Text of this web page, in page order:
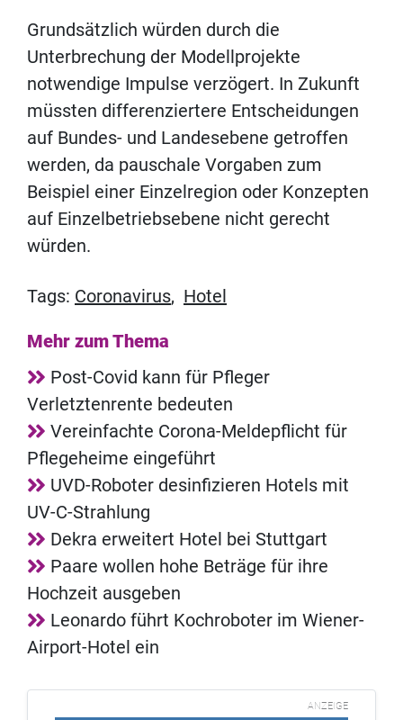
Grundsätzlich würden durch die
Unterbrechung der Modellprojekte
notwendige Impulse verzögert. In Zukunft
müssten differenziertere Entscheidungen
auf Bundes- und Landesebene getroffen
werden, da pauschale Vorgaben zum
Beispiel einer Einzelregion oder Konzepten
auf Einzelbetriebsebene nicht gerecht
würden.
Tags: Coronavirus, Hotel
Mehr zum Thema
Post-Covid kann für Pfleger
Verletztenrente bedeuten
Vereinfachte Corona-Meldepflicht für
Pflegeheime eingeführt
UVD-Roboter desinfizieren Hotels mit
UV-C-Strahlung
Dekra erweitert Hotel bei Stuttgart
Paare wollen hohe Beträge für ihre
Hochzeit ausgeben
Leonardo führt Kochroboter im Wiener-
Airport-Hotel ein
ANZEIGE